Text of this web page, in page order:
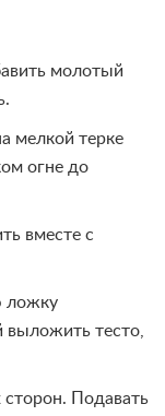
молотый
мелкой терке
огне до
вместе с
ложку
тесто,
сторон. Подавать